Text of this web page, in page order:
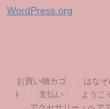
WordPress.org
お買い物カゴ はな
ト
支払い ようこ